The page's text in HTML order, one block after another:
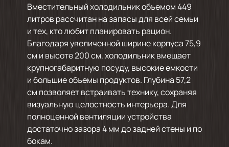
Вместительный холодильник объемом 449
литров рассчитан на запасы для всей семьи
и тех, кто любит планировать рацион.
Благодаря увеличенной ширине корпуса 75,9
см и высоте 200 см, холодильник вмещает
крупногабаритную посуду, высокие емкости
и большие объемы продуктов. Глубина 57,2
см позволяет встраивать технику, сохраняя
визуальную целостность интерьера. Для
полноценной вентиляции устройства
достаточно зазора 4 мм до задней стены и по
бокам.